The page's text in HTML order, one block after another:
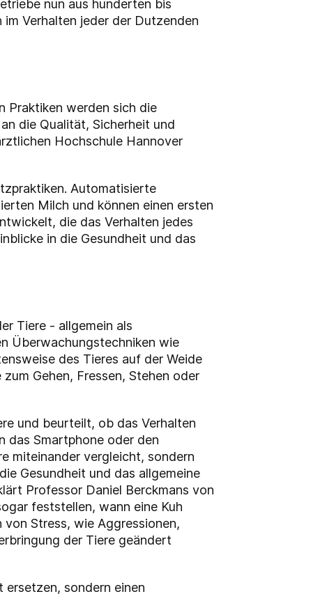
nun aus hunderten bis
Verhalten jeder der Dutzenden
Praktiken werden sich die
die Qualität, Sicherheit und
Hochschule Hannover
Automatisierte
Milch und können einen ersten
die das Verhalten jedes
in die Gesundheit und das
Tiere - allgemein als
Überwachungstechniken wie
des Tieres auf der Weide
Gehen, Fressen, Stehen oder
und beurteilt, ob das Verhalten
das Smartphone oder den
miteinander vergleicht, sondern
Gesundheit und das allgemeine
Professor Daniel Berckmans von
feststellen, wann eine Kuh
Stress, wie Aggressionen,
der Tiere geändert
sondern einen